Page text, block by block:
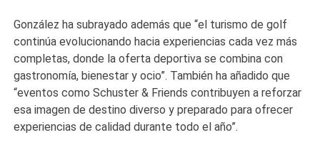
González ha subrayado además que “el turismo de golf
continúa evolucionando hacia experiencias cada vez más
completas, donde la oferta deportiva se combina con
gastronomía, bienestar y ocio”. También ha añadido que
“eventos como Schuster & Friends contribuyen a reforzar
esa imagen de destino diverso y preparado para ofrecer
experiencias de calidad durante todo el año”.